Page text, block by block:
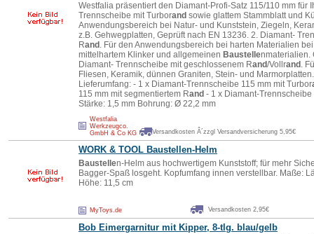
Westfalia präsentiert den Diamant-Profi-Satz 115/110 mm für
Trennscheibe mit Turborand sowie glattem Stammblatt und
Anwendungsbereich bei Natur- und Kunststein, Ziegeln,
z.B. Gehwegplatten, Geprüft nach EN 13236. 2. Diamant-
Rand . Für den Anwendungsbereich bei harten Materialien
mittelhartem Klinker und allgemeinen Baustellenmaterialien.
Diamant- Trennscheibe mit geschlossenem Rand/Vollrand .
Fliesen, Keramik, dünnen Graniten, Stein- und
Lieferumfang: - 1 x Diamant-Trennscheibe 115 mm mit Turbor
115 mm mit segmentiertem Rand - 1 x Diamant-
Stärke: 1,5 mm Bohrung: Ø 22,2 mm
Westfalia
Werkzeugco.
GmbH & Co KG
Versandkosten Â´zzgl Versandversicherung 5,95€
WORK & TOOL Baustellen-Helm
Baustellen-Helm aus hochwertigem Kunststoff; für mehr
Bagger-Spaß losgeht. Kopfumfang innen verstellbar. Maße:
Höhe: 11,5 cm
MyToys.de Versandkosten 2,95€
Bob Eimergarnitur mit Kipper, 8-tlg. blau/gelb